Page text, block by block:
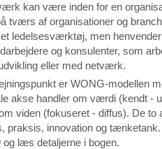
kan være inden for en
tværs af organisationer og
ledelsesværktøj, men
og konsulenter, som
eller med netværk.
er WONG-modellen
akse handler om værdi (kendt -
viden (fokuseret - diffus). De to
praksis, innovation og
og læs detaljerne i bogen.